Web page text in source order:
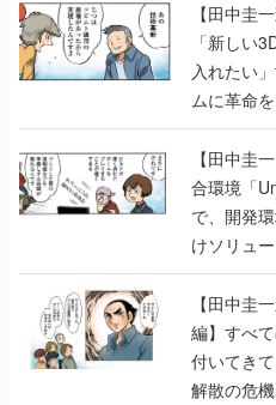
【田中圭
「新しい
入れたい
ムに革命
のいたり】
【田中圭
合環境「
で、開発
けソリュ
に行って
【田中圭
編】すべ
付いてき
解散の危